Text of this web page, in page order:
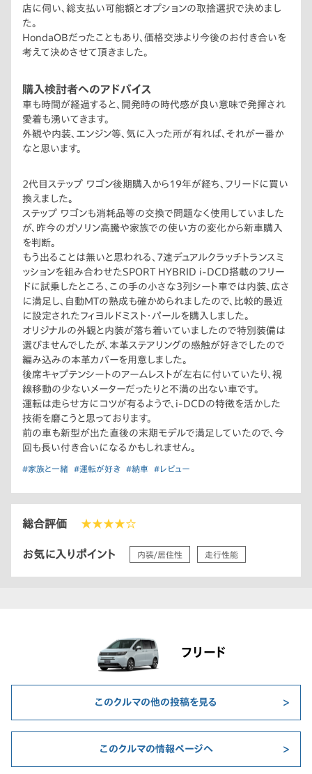
店に伺い、総支払い可能額とオプションの取捨選択で決めまし
た。
HondaOBだったこともあり、価格交渉より今後のお付き合いを
考えて決めさせて頂きました。
購入検討者へのアドバイス
車も時間が経過すると、開発時の時代感が良い意味で発揮され
愛着も湧いてきます。
外観や内装、エンジン等、気に入った所が有れば、それが一番か
なと思います。
2代目ステップ ワゴン後期購入から19年が経ち、フリードに買い
換えました。
ステップ ワゴンも消耗品等の交換で問題なく使用していました
が、昨今のガソリン高騰や家族での使い方の変化から新車購入
を判断。
もう出ることは無いと思われる、7速デュアルクラッチトランスミ
ッションを組み合わせたSPORT HYBRID i-DCD搭載のフリー
ドに試乗したところ、この手の小さな3列シート車では内装、広さ
に満足し、自動MTの熟成も確かめられましたので、比較的最近
に設定されたフィヨルドミスト・パールを購入しました。
オリジナルの外観と内装が落ち着いていましたので特別装備は
選びませんでしたが、本革ステアリングの感触が好きでしたので
編み込みの本革カバーを用意しました。
後席キャプテンシートのアームレストが左右に付いていたり、視
線移動の少ないメーターだったりと不満の出ない車です。
運転は走らせ方にコツが有るようで、i-DCDの特徴を活かした
技術を磨こうと思っております。
前の車も新型が出た直後の末期モデルで満足していたので、今
回も長い付き合いになるかもしれません。
#家族と一緒 #運転が好き #納車 #レビュー
総合評価 ★★★★☆
お気に入りポイント 内装/居住性 走行性能
フリード
このクルマの他の投稿を見る
このクルマの情報ページへ